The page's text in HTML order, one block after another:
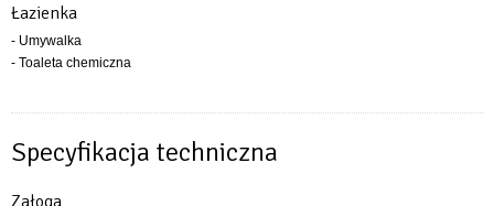
Łazienka
- Umywalka
- Toaleta chemiczna
Specyfikacja techniczna
Załoga